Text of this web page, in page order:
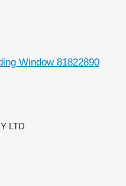
Window 81822890
LTD